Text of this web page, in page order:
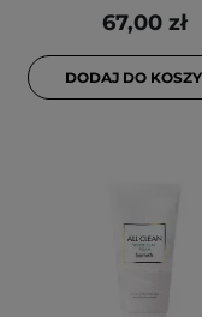
67,00 zł
DODAJ DO